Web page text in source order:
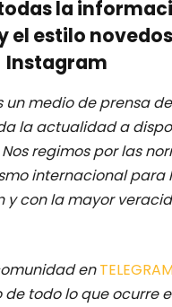
la
el estilo
Instagram
un medio de prensa
la actualidad a
Nos regimos por las
internacional para
y con la mayor
en
todo lo que ocurre